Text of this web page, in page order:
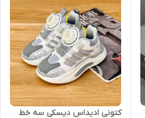
کتونی ادیداس دیسکی سه خط